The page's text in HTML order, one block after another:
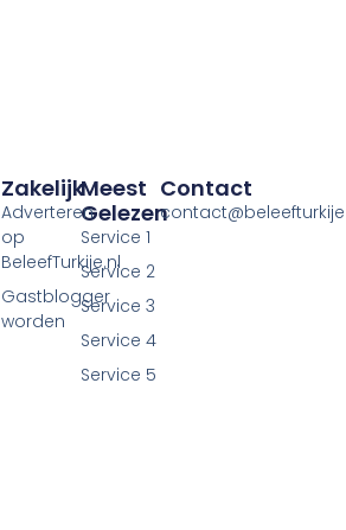
Meest
Gelezen
Service 1
Service 2
Service 3
Service 4
Service 5
Zakelijk
Adverteren
op
BeleefTurkije.nl
Gastblogger
worden
Contact